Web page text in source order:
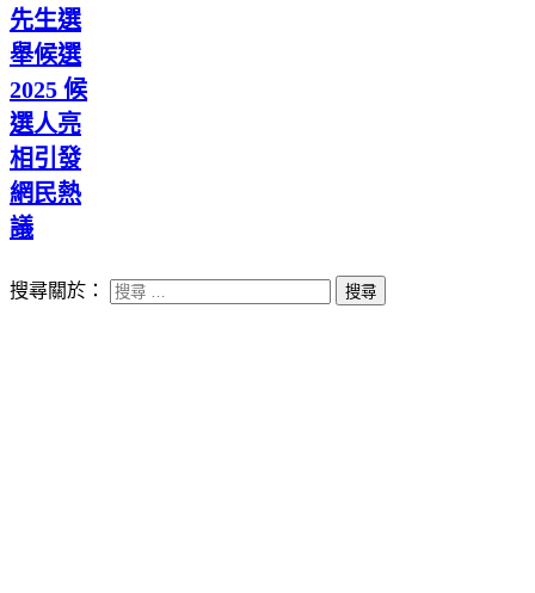
先生選
舉候選
2025 候
選人亮
相引發
網民熱
議
搜尋關於：